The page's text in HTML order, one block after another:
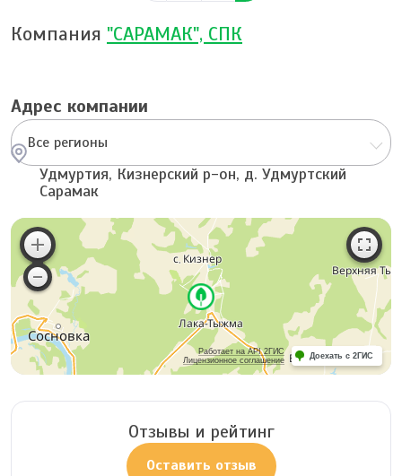
Компания "САРАМАК", СПК
Адрес компании
Все регионы
Удмуртия, Кизнерский р-он, д. Удмуртский
Сарамак
Работает на API 2ГИС
Лицензионное соглашение
Доехать с 2ГИС
Отзывы и рейтинг
Оставить отзыв